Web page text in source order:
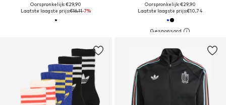
Oorspronkelijk: €29,90
Laatste laagste prijs:€16,11-7%
Oorspronkelijk: €29,90
Laatste laagste prijs:€10,74